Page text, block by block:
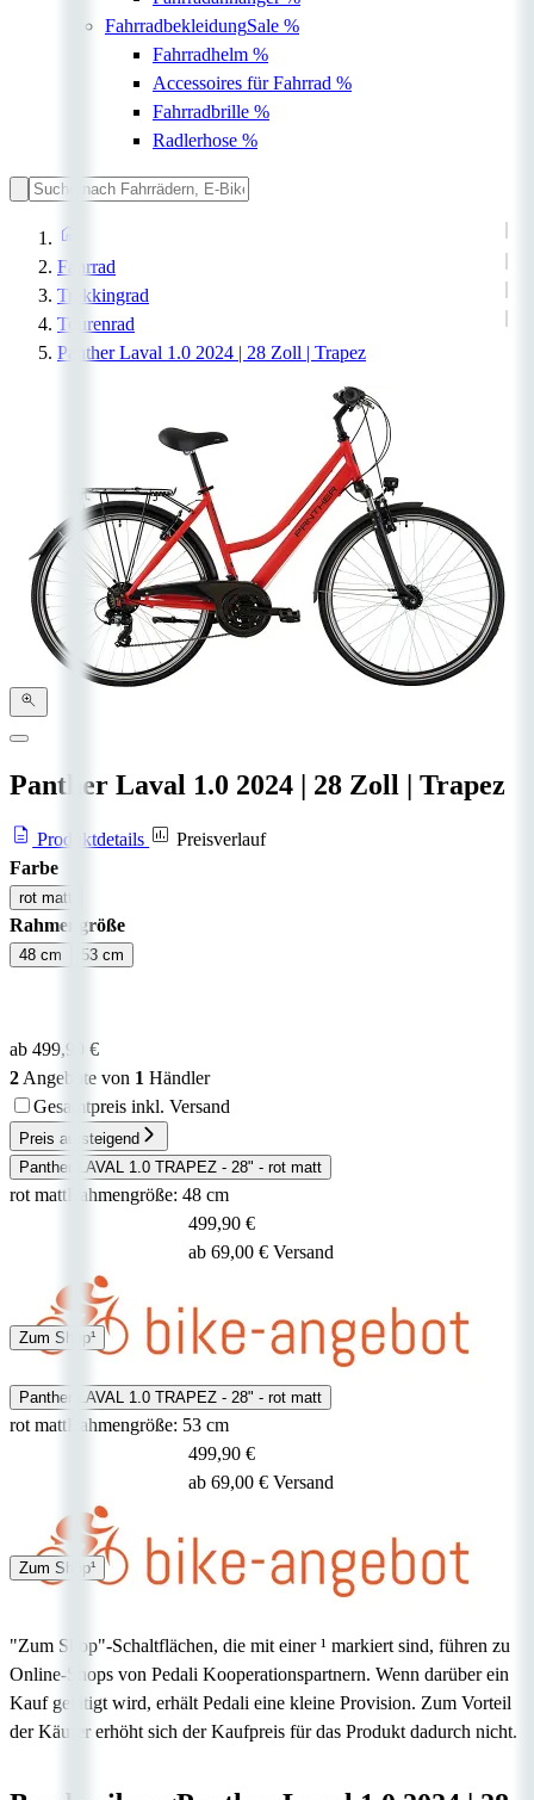
FahrradbekleidungSale %
Fahrradhelm %
Accessoires für Fahrrad %
Fahrradbrille %
Radlerhose %
Fahrrad
Trekkingrad
Tourenrad
Panther Laval 1.0 2024 | 28 Zoll | Trapez
Panther Laval 1.0 2024 | 28 Zoll | Trapez
Produktdetails
Preisverlauf
Farbe
rot matt
Rahmengröße
48 cm 53 cm
ab 499,90 €
2 Angebote von 1 Händler
Gesamtpreis inkl. Versand
Preis aufsteigend
Panther LAVAL 1.0 TRAPEZ - 28" - rot matt
rot matt Rahmengröße: 48 cm
Spedition
3 - 5 Tage
499,90 €
ab 69,00 € Versand
Zum Shop¹
Panther LAVAL 1.0 TRAPEZ - 28" - rot matt
rot matt Rahmengröße: 53 cm
Spedition
3 - 5 Tage
499,90 €
ab 69,00 € Versand
Zum Shop¹
"Zum Shop"-Schaltflächen, die mit einer ¹ markiert sind, führen zu
Online-Shops von Pedali Kooperationspartnern. Wenn darüber ein
Kauf getätigt wird, erhält Pedali eine kleine Provision. Zum Vorteil
der Käufer erhöht sich der Kaufpreis für das Produkt dadurch nicht.